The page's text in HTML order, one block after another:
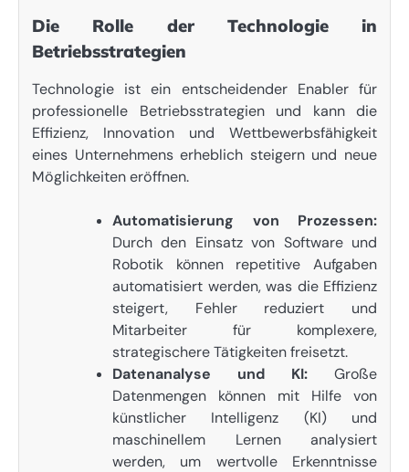
Die Rolle der Technologie in
Betriebsstrategien
Technologie ist ein entscheidender Enabler für
professionelle Betriebsstrategien und kann die
Effizienz, Innovation und Wettbewerbsfähigkeit
eines Unternehmens erheblich steigern und neue
Möglichkeiten eröffnen.
Automatisierung von Prozessen:
Durch den Einsatz von Software und
Robotik können repetitive Aufgaben
automatisiert werden, was die Effizienz
steigert, Fehler reduziert und
Mitarbeiter für komplexere,
strategischere Tätigkeiten freisetzt.
Datenanalyse und KI: Große
Datenmengen können mit Hilfe von
künstlicher Intelligenz (KI) und
maschinellem Lernen analysiert
werden, um wertvolle Erkenntnisse